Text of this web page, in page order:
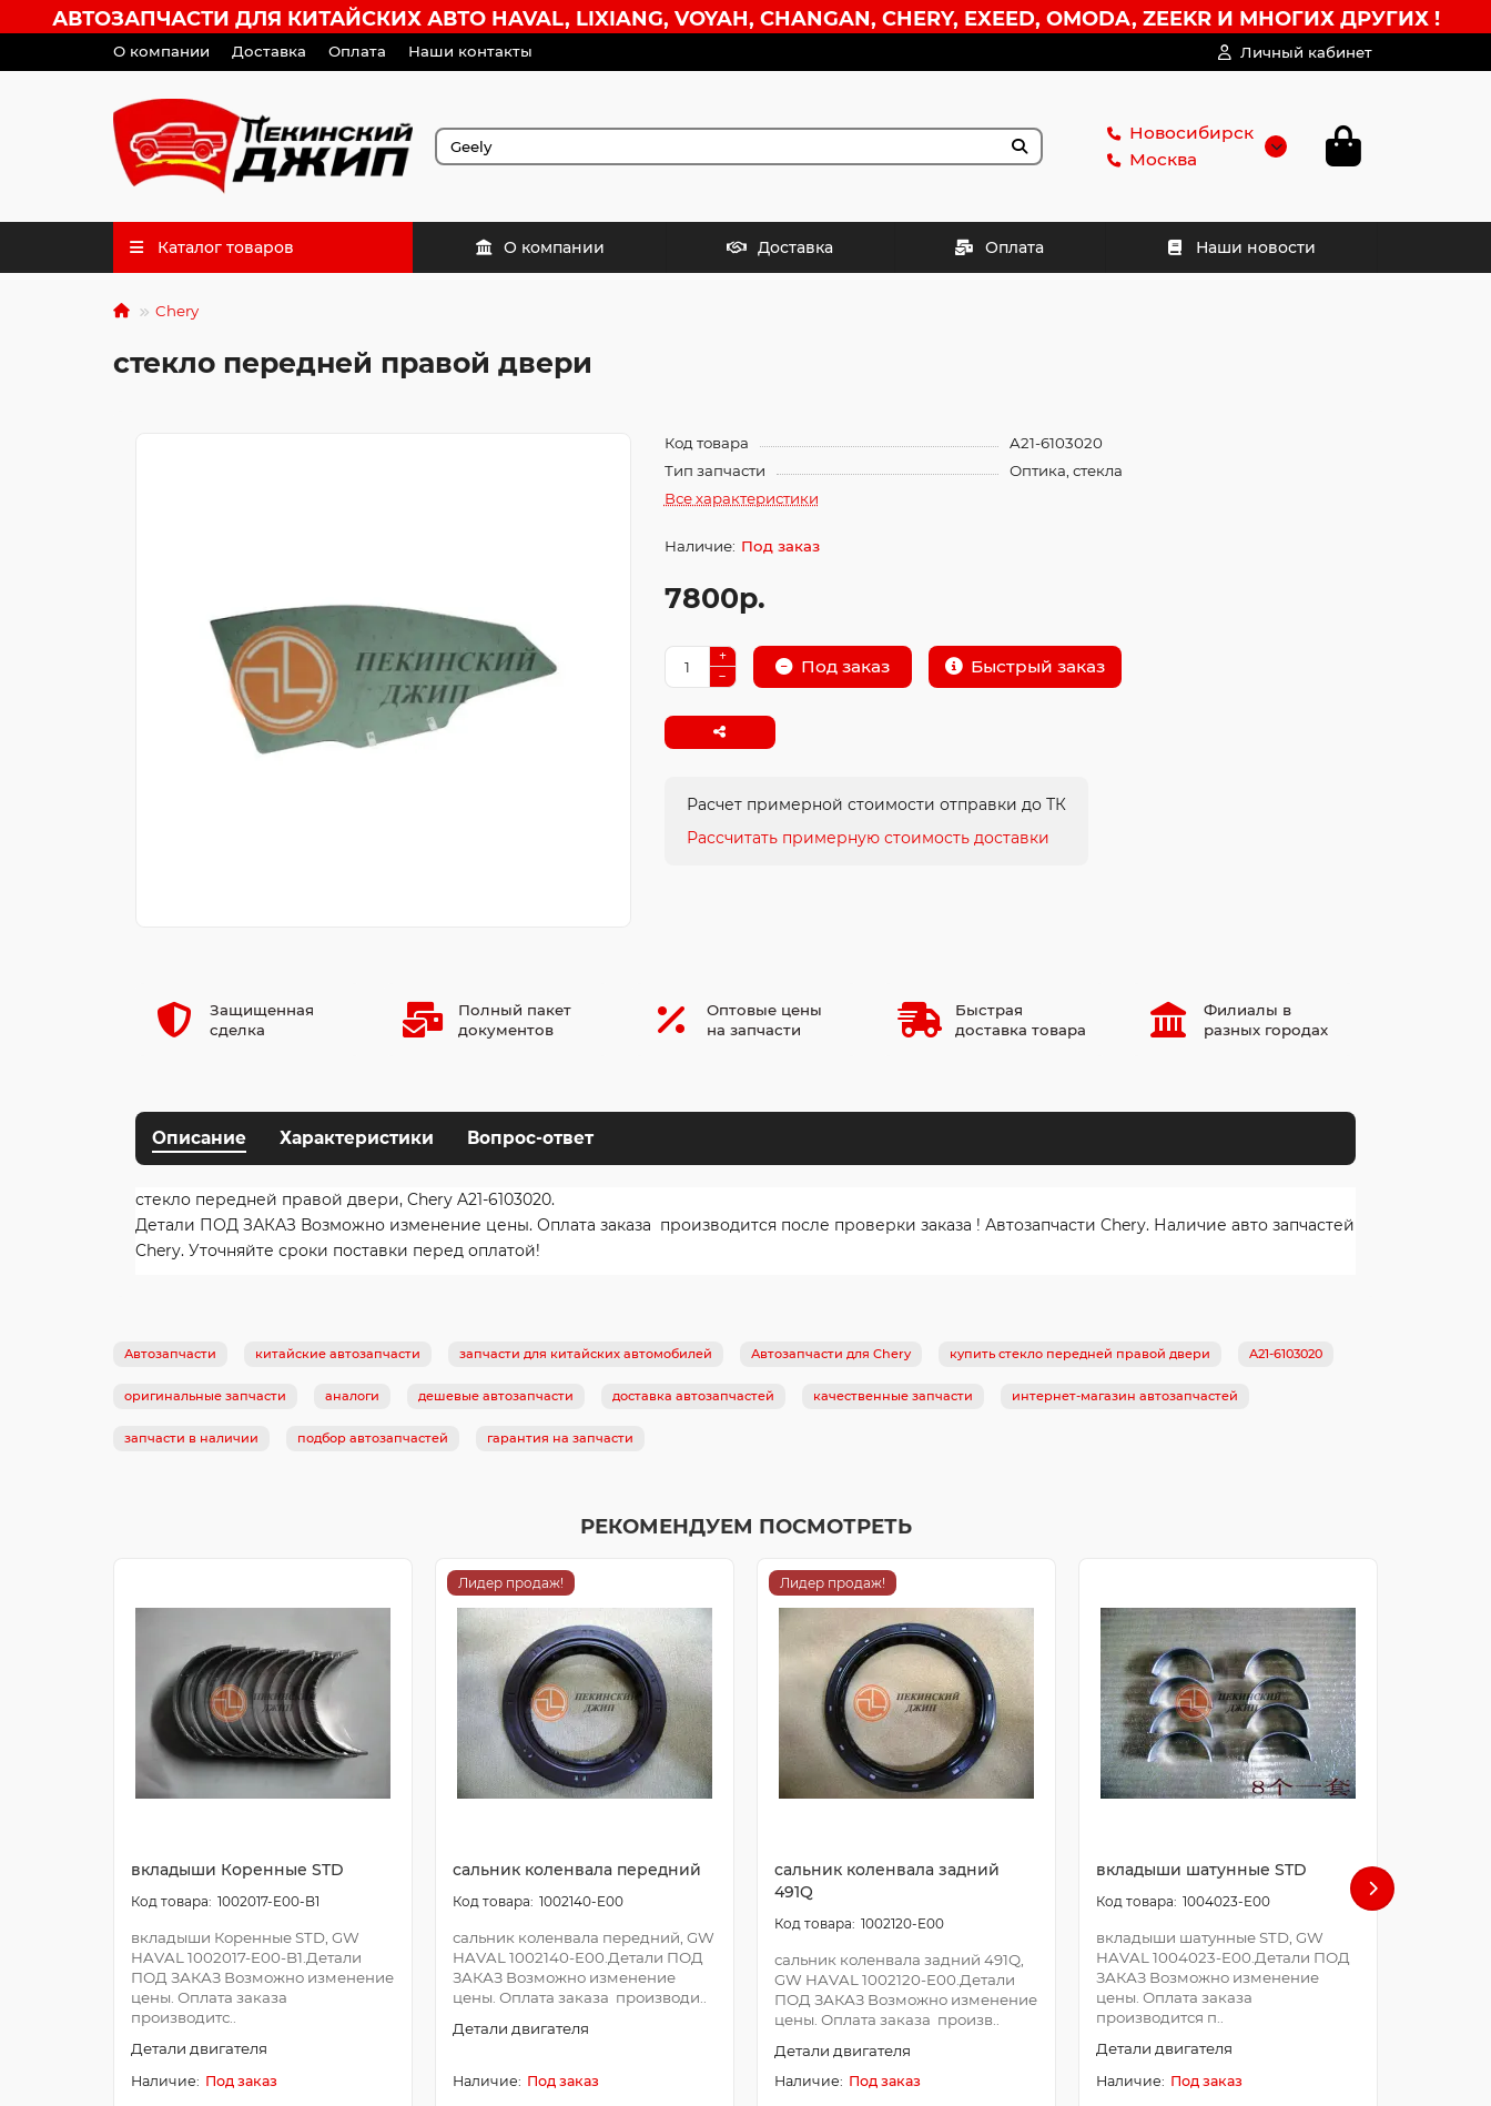
АВТОЗАПЧАСТИ ДЛЯ КИТАЙСКИХ АВТО HAVAL, LIXIANG, VOYAH, CHANGAN, CHERY, EXEED, OMODA, ZEEKR И МНОГИХ ДРУГИХ !
О компании Доставка Оплата Наши контакты Личный кабинет
Новосибирск
Москва
Каталог товаров О компании Доставка Оплата Наши новости
Chery
стекло передней правой двери
Код товара
A21-6103020
Тип запчасти
Оптика, стекла
Все характеристики
Под заказ
7800р.
Под заказ Быстрый заказ
Расчет примерной стоимости отправки до ТК
Рассчитать примерную стоимость доставки
Защищенная
сделка
Полный пакет
документов
Оптовые цены
на запчасти
Быстрая
доставка товара
Филиалы в
разных городах
Описание Характеристики Вопрос-ответ
стекло передней правой двери, Chery A21-6103020.
Детали ПОД ЗАКАЗ Возможно изменение цены. Оплата заказа производится после проверки заказа ! Автозапчасти Chery. Наличие авто запчастей
Chery. Уточняйте сроки поставки перед оплатой!
Автозапчасти китайские автозапчасти запчасти для китайских автомобилей Автозапчасти для Chery купить стекло передней правой двери A21-6103020
оригинальные запчасти аналоги дешевые автозапчасти доставка автозапчастей качественные запчасти интернет-магазин автозапчастей
запчасти в наличии подбор автозапчастей гарантия на запчасти
РЕКОМЕНДУЕМ ПОСМОТРЕТЬ
вкладыши Коренные STD
1002017-E00-B1
вкладыши Коренные STD, GW
HAVAL 1002017-E00-B1.Детали
ПОД ЗАКАЗ Возможно изменение
цены. Оплата заказа
производитс..
Детали двигателя
Под заказ
Лидер продаж!
сальник коленвала передний
1002140-E00
сальник коленвала передний, GW
HAVAL 1002140-E00.Детали ПОД
ЗАКАЗ Возможно изменение
цены. Оплата заказа производи..
Детали двигателя
Под заказ
Лидер продаж!
сальник коленвала задний
491Q
1002120-E00
сальник коленвала задний 491Q,
GW HAVAL 1002120-E00.Детали
ПОД ЗАКАЗ Возможно изменение
цены. Оплата заказа произв..
Детали двигателя
Под заказ
вкладыши шатунные STD
1004023-E00
вкладыши шатунные STD, GW
HAVAL 1004023-E00.Детали ПОД
ЗАКАЗ Возможно изменение
цены. Оплата заказа
производится п..
Детали двигателя
Под заказ